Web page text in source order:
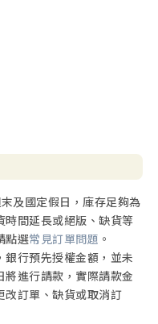
及國定假日，庫存足夠為
時間延長或絕版、缺貨等
點選常見訂單問題 。
行預先授權金額，並未
進行請款，實際請款金
改訂單、缺貨或取消訂